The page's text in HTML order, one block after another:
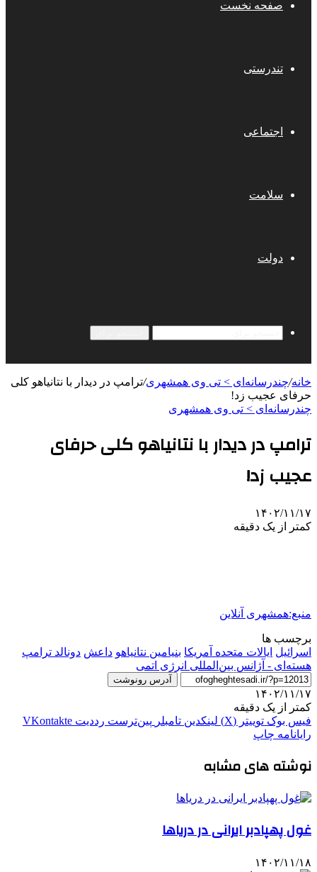
صفحه نخست
تندرستی
اجتماعی
سلامت
دولت
خانه/چندرسانه‌ای > تی وی همشهری/ترامپ در دیدار با نتانیاهو کلی
حرفای عجیب زد!
چندرسانه‌ای > تی وی همشهری
ترامپ در دیدار با نتانیاهو کلی حرفای
عجیب زد!
۱۴۰۲/۱۱/۱۷
کمتر از یک دقیقه
منبع:همشهری آنلاین
برچسب ها
اسرائیل ایالات متحده آمریکا بنیامین نتانیاهو داعش دونالد ترامپ
هسته‌ای - آژانس بین‌المللی انرژی اتمی
آدرس رونوشت
۱۴۰۲/۱۱/۱۷
کمتر از یک دقیقه
فیس بوک توییتر (X) لینکدین ‫تامبلر ‫پین‌ترست ‫رددیت ‫VKontakte
رایانامه چاپ
نوشته های مشابه
غول پهپادبر ایرانی در دریاها
۱۴۰۲/۱۱/۱۸